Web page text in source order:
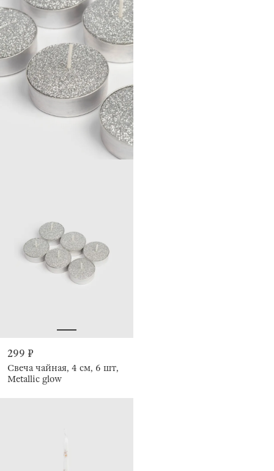
299 ₽
Свеча чайная, 4 см, 6 шт,
Metallic glow